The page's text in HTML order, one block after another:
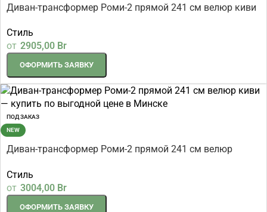
Диван-трансформер Роми-2 прямой 241 см велюр киви
Стиль
от 2905,00 Br
ОФОРМИТЬ ЗАЯВКУ
ПОД ЗАКАЗ
NEW
Диван-трансформер Роми-2 прямой 241 см велюр
Стиль
от 3004,00 Br
ОФОРМИТЬ ЗАЯВКУ